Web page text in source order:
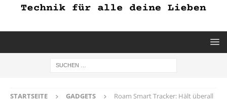
STARTSEITE GADGETS Roam Smart Tracker: Hält überall